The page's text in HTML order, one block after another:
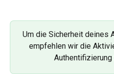
Um die Sicherheit deines
empfehlen wir die